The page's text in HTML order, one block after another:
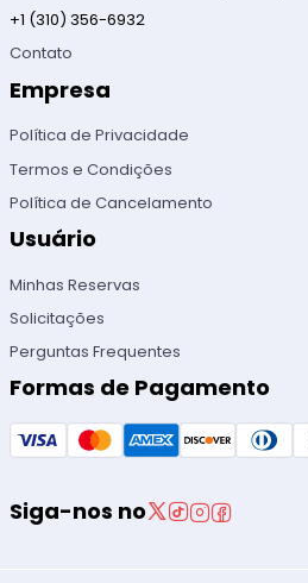
+1 (310) 356-6932
Contato
Empresa
Política de Privacidade
Termos e Condições
Política de Cancelamento
Usuário
Minhas Reservas
Solicitações
Perguntas Frequentes
Formas de Pagamento
Siga-nos no